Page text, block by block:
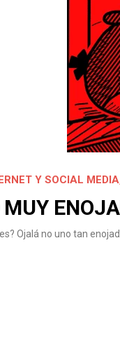
Y SOCIAL MEDIA
MUY
Ojalá no uno tan